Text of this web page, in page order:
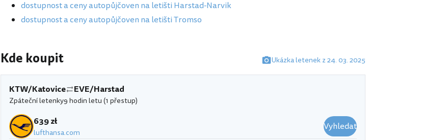
dostupnost a ceny autopůjčoven na letišti Harstad-Narvik
dostupnost a ceny autopůjčoven na letišti Tromso
Kde koupit Ukázka letenek z 24. 03. 2025
KTW/Katovice EVE/Harstad
Zpáteční letenky9 hodin letu (1 přestup)
639 zł
lufthansa.com
Vyhledat